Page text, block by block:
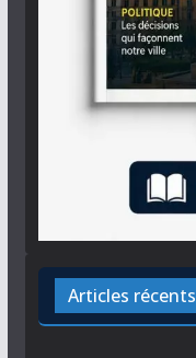
Articles récents